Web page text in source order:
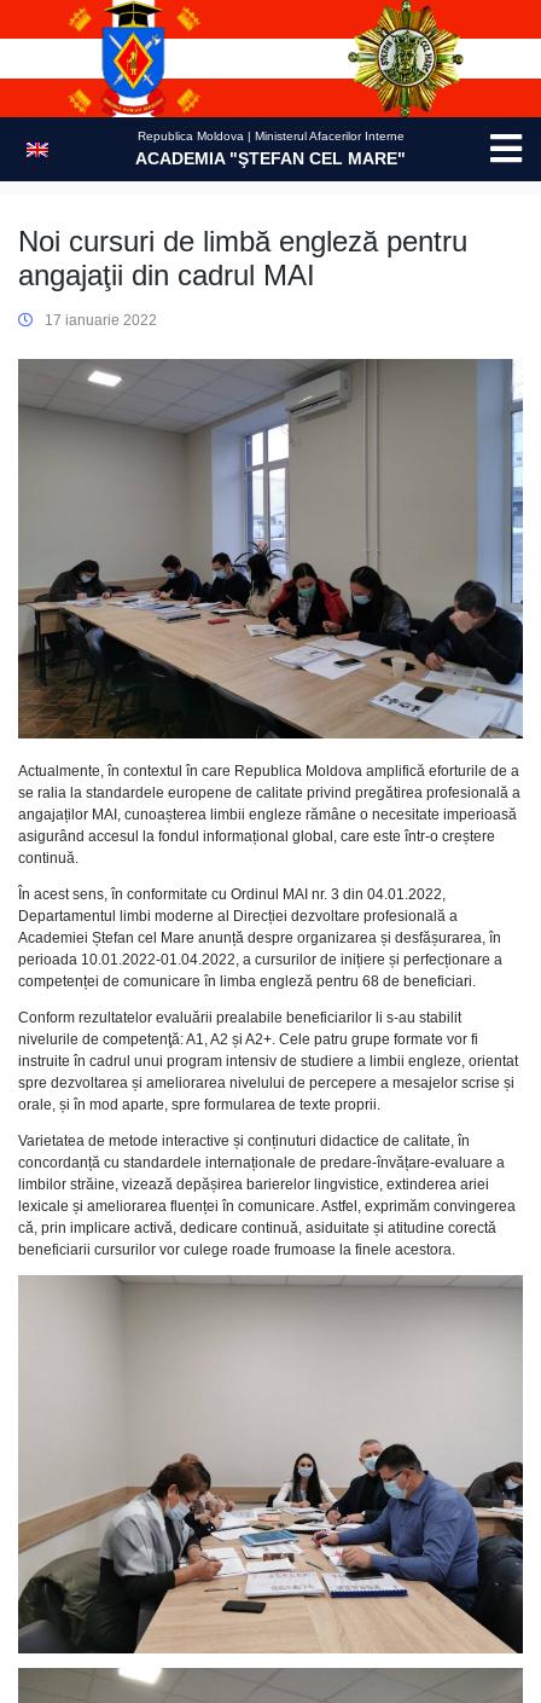
Republica Moldova | Ministerul Afacerilor Interne
ACADEMIA "ŞTEFAN CEL MARE"
Noi cursuri de limbă engleză pentru
angajaţii din cadrul MAI
17 ianuarie 2022
Actualmente, în contextul în care Republica Moldova amplifică eforturile de a
se ralia la standardele europene de calitate privind pregătirea profesională a
angajaților MAI, cunoașterea limbii engleze rămâne o necesitate imperioasă
asigurând accesul la fondul informațional global, care este într-o creștere
continuă.
În acest sens, în conformitate cu Ordinul MAI nr. 3 din 04.01.2022,
Departamentul limbi moderne al Direcției dezvoltare profesională a
Academiei Ștefan cel Mare anunță despre organizarea și desfășurarea, în
perioada 10.01.2022-01.04.2022, a cursurilor de inițiere și perfecționare a
competenței de comunicare în limba engleză pentru 68 de beneficiari.
Conform rezultatelor evaluării prealabile beneficiarilor li s-au stabilit
nivelurile de competenţă: A1, A2 și A2+. Cele patru grupe formate vor fi
instruite în cadrul unui program intensiv de studiere a limbii engleze, orientat
spre dezvoltarea și ameliorarea nivelului de percepere a mesajelor scrise și
orale, și în mod aparte, spre formularea de texte proprii.
Varietatea de metode interactive și conținuturi didactice de calitate, în
concordanță cu standardele internaționale de predare-învățare-evaluare a
limbilor străine, vizează depășirea barierelor lingvistice, extinderea ariei
lexicale și ameliorarea fluenței în comunicare. Astfel, exprimăm convingerea
că, prin implicare activă, dedicare continuă, asiduitate și atitudine corectă
beneficiarii cursurilor vor culege roade frumoase la finele acestora.